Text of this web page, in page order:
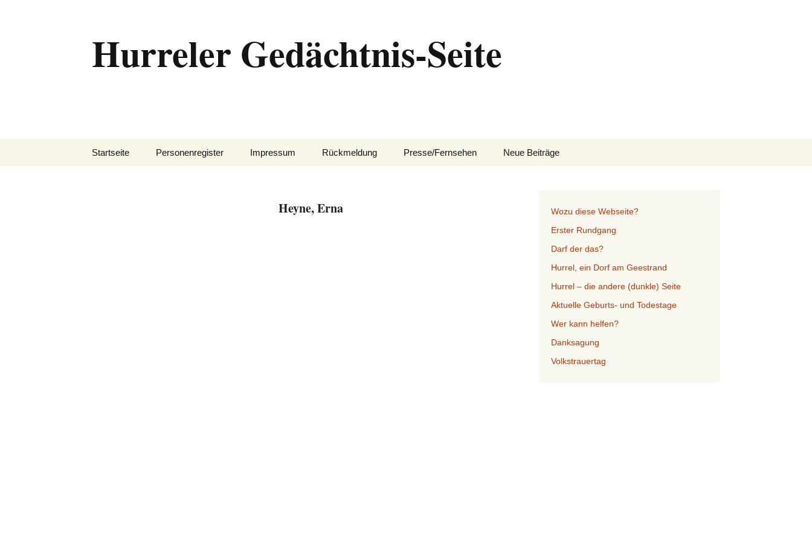
Hurreler Gedächtnis-Seite
Startseite Personenregister Impressum Rückmeldung Presse/Fernsehen Neue Beiträge
Heyne, Erna
Wozu diese Webseite?
Erster Rundgang
Darf der das?
Hurrel, ein Dorf am Geestrand
Hurrel – die andere (dunkle) Seite
Aktuelle Geburts- und Todestage
Wer kann helfen?
Danksagung
Volkstrauertag